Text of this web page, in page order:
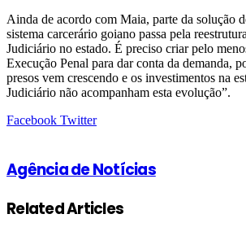
Ainda de acordo com Maia, parte da solução
sistema carcerário goiano passa pela
Judiciário no estado. É preciso criar pelo
Execução Penal para dar conta da demanda,
presos vem crescendo e os investimentos na
Judiciário não acompanham esta evolução”.
Facebook TwitterGoogle+
LinkedIn
StumbleUpon
Tumblr
Pinterest
Reddit
VKontakte
Share
Print
Agência de Notícias
Related Articles